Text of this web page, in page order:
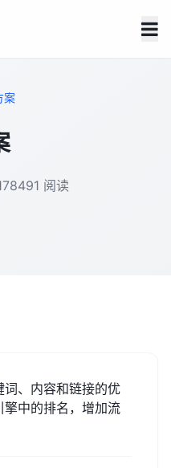
案
阅读
、内容和链接的优
中的排名，增加流